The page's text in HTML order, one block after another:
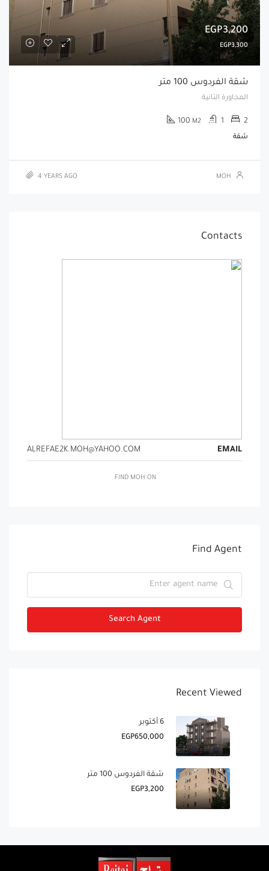
EGP3,200
EGP3,300
شقة الفردوس 100 متر
المجاورة الثانية
2
1
100 M2
شقة
MOH
4 YEARS AGO
Contacts
EMAIL
ALREFAE2K.MOH@YAHOO.COM
FIND MOH ON:
Find Agent
Search Agent
Recent Viewed
6 أكتوبر
EGP650,000
شقة الفردوس 100 متر
EGP3,200